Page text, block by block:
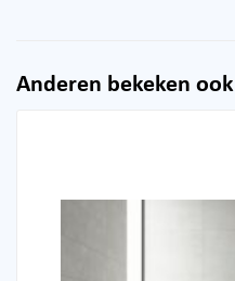
Anderen bekeken ook